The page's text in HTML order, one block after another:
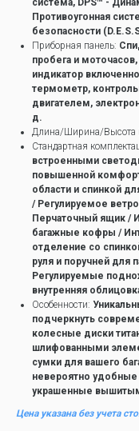
система, DPS™ -
Противоугонная
безопасности
Приборная панель:
пробега и
индикатор
термометр,
двигателем,
д.
Длина/Ширина/Высота
Стандартная
встроенными
повышенной
области и спинкой
/ Регулируемое
Перчаточный ящик /
багажные кофры /
отделение со
руля и поручней для
Регулируемые
внутренняя
Особенности:
подчеркнуть
колесные диски
шлифованными
сумки для вашего
невероятно удобные
украшенные
Цена указана без учета